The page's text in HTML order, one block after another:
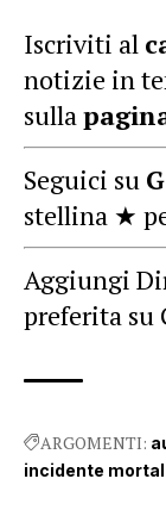
Iscriviti al
notizie in
sulla
Seguici su
stellina ★
Aggiungi
preferita su
ARGOMENTI:
incidente